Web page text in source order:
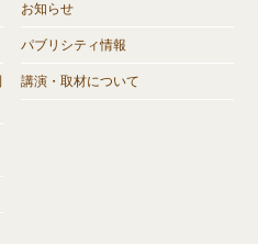
お知らせ
パブリシティ情報
講演・取材について